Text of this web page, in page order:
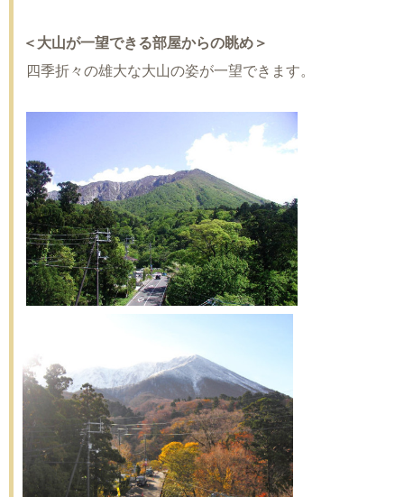
＜大山が一望できる部屋からの眺め＞
四季折々の雄大な大山の姿が一望できます。